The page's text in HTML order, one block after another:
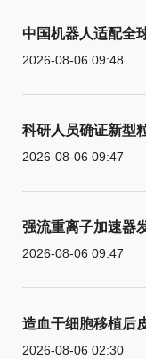
中国机器人适配全
2026-08-06 09:48
科研人员确证新型
2026-08-06 09:47
强流重离子加速器
2026-08-06 09:47
造血干细胞移植后
2026-08-06 02:30